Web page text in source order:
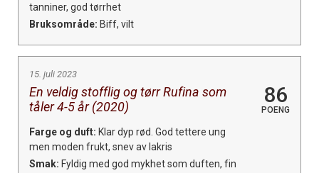
tanniner, god tørrhet
Bruksområde: Biff, vilt
15. juli 2023
En veldig stofflig og tørr Rufina som
tåler 4-5 år (2020)
86
POENG
Farge og duft: Klar dyp rød. God tettere ung
men moden frukt, snev av lakris
Smak: Fyldig med god mykhet som duften, fin